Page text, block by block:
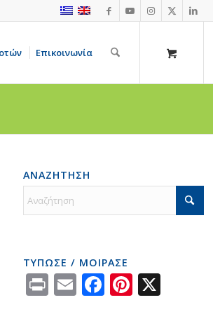
Επικοινωνία
ΑΝΑΖΗΤΗΣΗ
ΤΥΠΩΣΕ / ΜΟΙΡΑΣΕ
PrintEmailFacebook
Pinterest